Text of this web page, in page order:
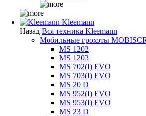
Kleemann
Назад Вся техника Kleemann
Мобильные грохоты
MS 1202
MS 1203
MS 702(I) EVO
MS 703(I) EVO
MS 20 D
MS 952(I) EVO
MS 953(I) EVO
MS 23 D